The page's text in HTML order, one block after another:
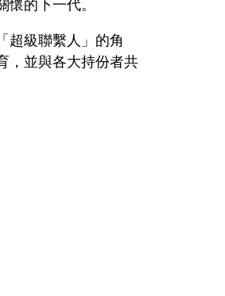
的下一代。
超級聯繫人」的角
，並與各大持份者共